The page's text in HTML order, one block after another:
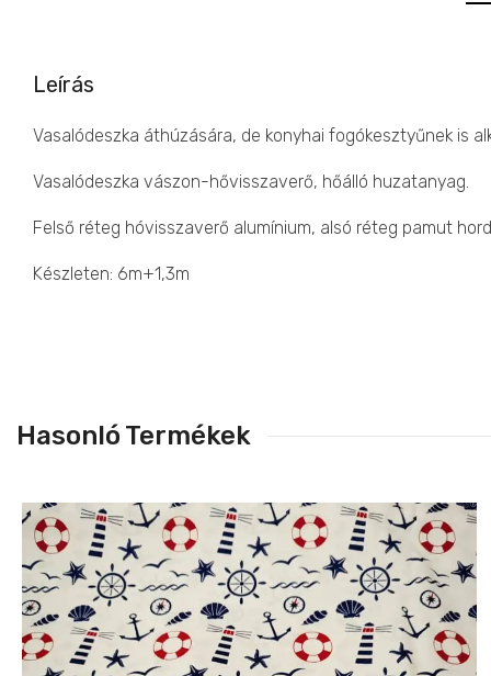
Leírás
Vasalódeszka áthúzására, de konyhai fogókesztyűnek is
Vasalódeszka vászon-hővisszaverő, hőálló huzatanyag.
Felső réteg hóvisszaverő alumínium, alsó réteg pamut
Készleten: 6m+1,3m
Hasonló Termékek